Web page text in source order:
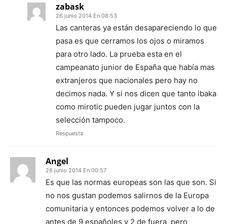
zabask
26 junio 2014 En 08:53
Las canteras ya están desapareciendo lo que
pasa es que cerramos los ojos o miramos
para otro lado. La prueba esta en el
campeanato junior de España que había mas
extranjeros que nacionales pero hay no
decimos nada. Y si nos dicen que tanto ibaka
como mirotic pueden jugar juntos con la
selección tampoco.
Respuesta
Angel
26 junio 2014 En 00:57
Es que las normas europeas son las que son. Si
no nos gustan podemos salirnos de la Europa
comunitaria y entonces podemos volver a lo de
antes de 9 españoles y 2 de fuera, pero